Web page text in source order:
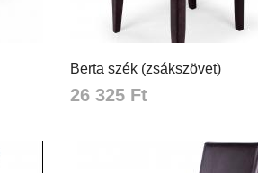
Berta szék (zsákszövet)
26 325 Ft